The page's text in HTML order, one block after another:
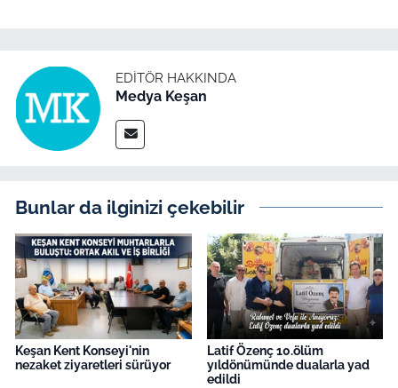
EDITÖR HAKKINDA
Medya Keşan
Bunlar da ilginizi çekebilir
Keşan Kent Konseyi'nin
nezaket ziyaretleri sürüyor
Latif Özenç 10.ölüm
yıldönümünde dualarla yad
edildi